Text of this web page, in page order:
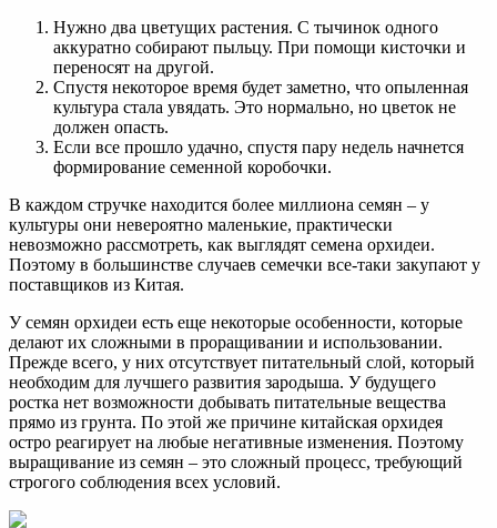
Нужно два цветущих растения. С тычинок одного
аккуратно собирают пыльцу. При помощи кисточки и
переносят на другой.
Спустя некоторое время будет заметно, что опыленная
культура стала увядать. Это нормально, но цветок не
должен опасть.
Если все прошло удачно, спустя пару недель начнется
формирование семенной коробочки.
В каждом стручке находится более миллиона семян – у
культуры они невероятно маленькие, практически
невозможно рассмотреть, как выглядят семена орхидеи.
Поэтому в большинстве случаев семечки все-таки закупают у
поставщиков из Китая.
У семян орхидеи есть еще некоторые особенности, которые
делают их сложными в проращивании и использовании.
Прежде всего, у них отсутствует питательный слой, который
необходим для лучшего развития зародыша. У будущего
ростка нет возможности добывать питательные вещества
прямо из грунта. По этой же причине китайская орхидея
остро реагирует на любые негативные изменения. Поэтому
выращивание из семян – это сложный процесс, требующий
строгого соблюдения всех условий.